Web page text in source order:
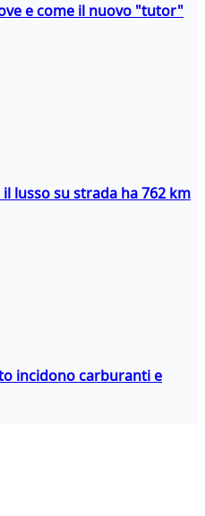
e come il nuovo "tutor"
lusso su strada ha 762 km
incidono carburanti e